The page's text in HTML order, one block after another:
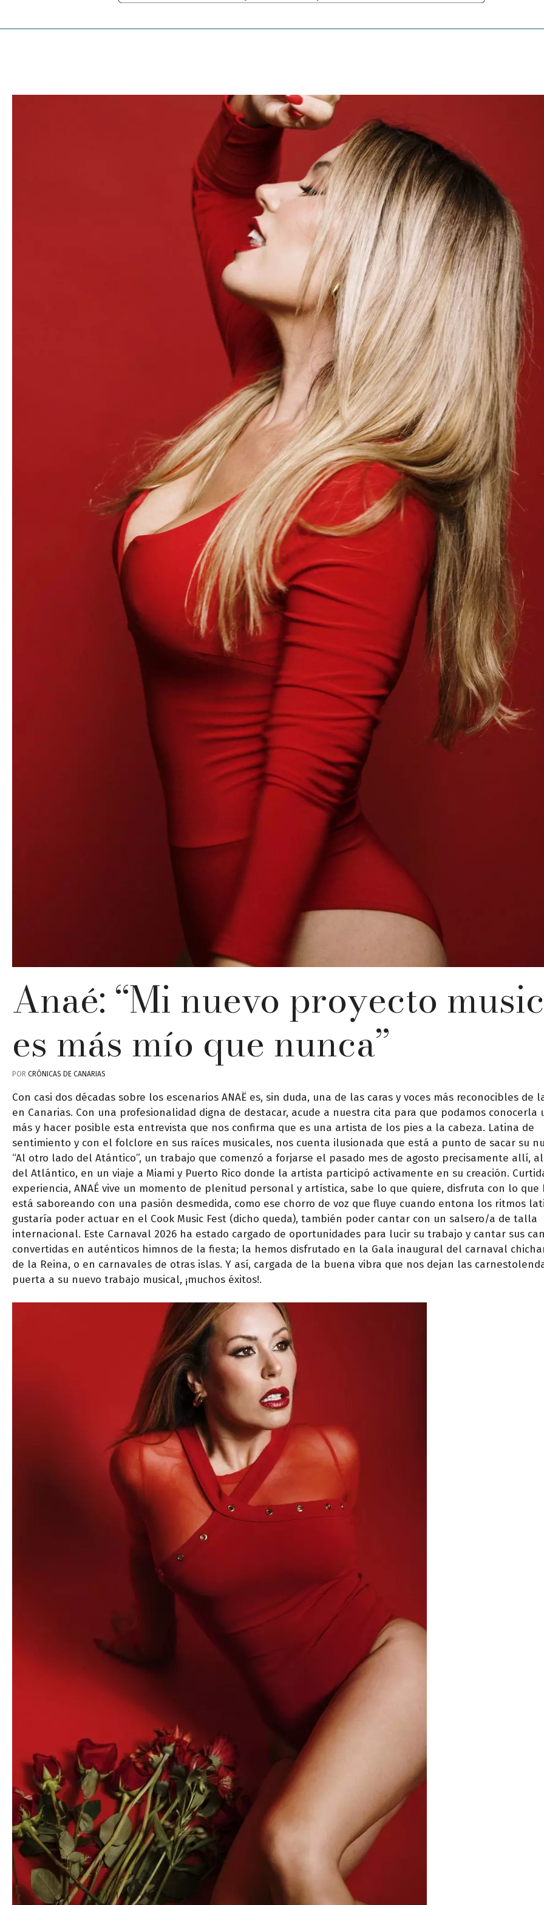
Anaé: “Mi nuevo proyecto
es más mío que nunca”
POR CRÓNICAS DE CANARIAS
Con casi dos décadas sobre los escenarios ANAË es, sin duda, una de las caras y voces más reconocibles de
en Canarias. Con una profesionalidad digna de destacar, acude a nuestra cita para que podamos conocerla
más y hacer posible esta entrevista que nos confirma que es una artista de los pies a la cabeza. Latina de
sentimiento y con el folclore en sus raíces musicales, nos cuenta ilusionada que está a punto de sacar su
“Al otro lado del Atántico”, un trabajo que comenzó a forjarse el pasado mes de agosto precisamente allí,
del Atlántico, en un viaje a Miami y Puerto Rico donde la artista participó activamente en su creación.
experiencia, ANAÉ vive un momento de plenitud personal y artística, sabe lo que quiere, disfruta con lo que
está saboreando con una pasión desmedida, como ese chorro de voz que fluye cuando entona los ritmos
gustaría poder actuar en el Cook Music Fest (dicho queda), también poder cantar con un salsero/a de talla
internacional. Este Carnaval 2026 ha estado cargado de oportunidades para lucir su trabajo y cantar sus
convertidas en auténticos himnos de la fiesta; la hemos disfrutado en la Gala inaugural del carnaval
de la Reina, o en carnavales de otras islas. Y así, cargada de la buena vibra que nos dejan las
puerta a su nuevo trabajo musical, ¡muchos éxitos!.